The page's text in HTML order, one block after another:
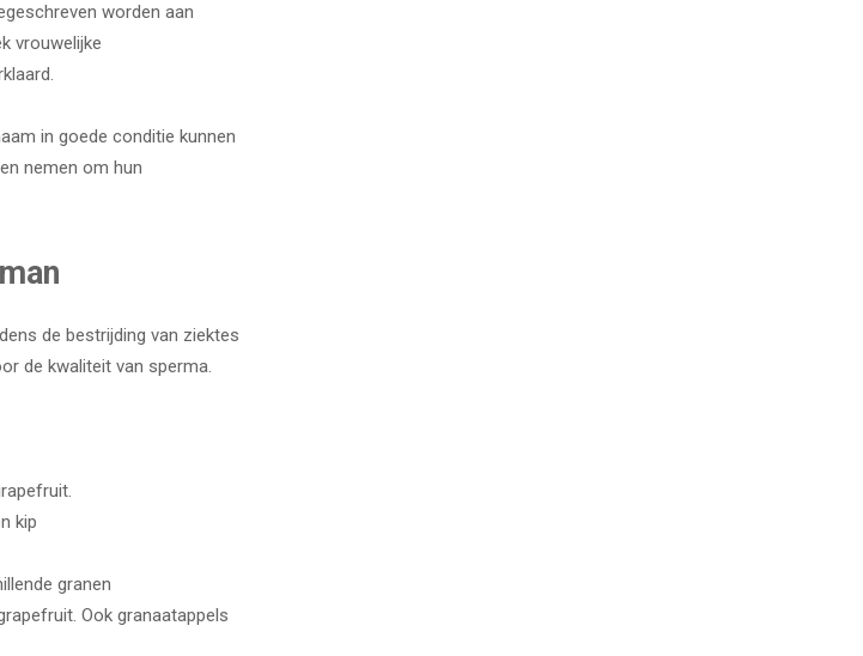
worden aan
vrouwelijke
in goede conditie kunnen
nemen om hun
de bestrijding van ziektes
de kwaliteit van sperma.
kip
granen
Ook granaatappels